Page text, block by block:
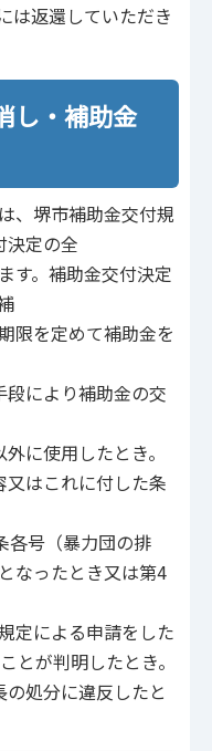
は返還していただき
し・補助金
、堺市補助金交付規
決定の全
す。補助金交付決定
限を定めて補助金を
段により補助金の交
に使用したとき。
又はこれに付した条
各号（暴力団の排
なったとき又は第4
による申請をした
とが判明したとき。
の処分に違反したと